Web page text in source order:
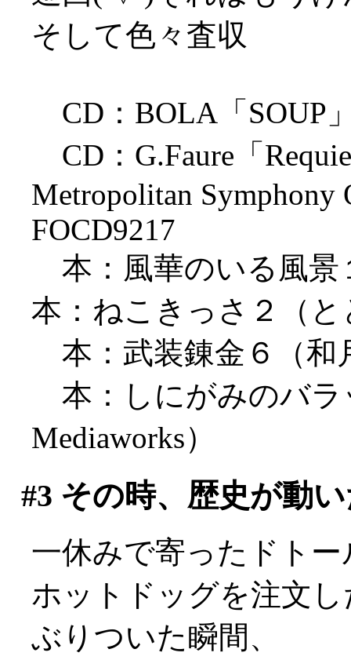
そして色々査収
CD：BOLA「SOUP」
CD：G.Faure「
Metropolitan Symphony
FOCD9217
本：風華のいる風景
本：ねこきっさ２（
本：武装錬金６（和
本：しにがみのバラ
Mediaworks）
#3 その時、歴史が動
一休みで寄ったドト
ホットドッグを注文
ぶりついた瞬間、